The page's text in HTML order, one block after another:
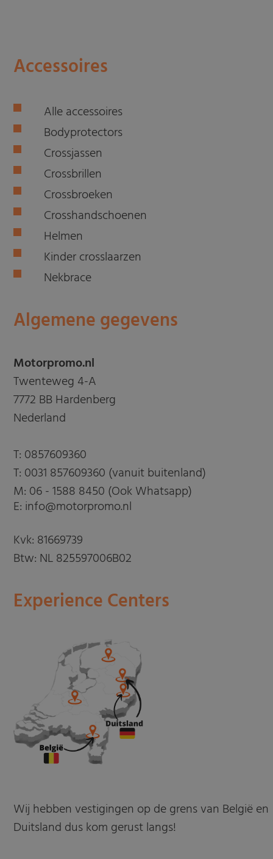
Accessoires
Alle accessoires
Bodyprotectors
Crossjassen
Crossbrillen
Crossbroeken
Crosshandschoenen
Helmen
Kinder crosslaarzen
Nekbrace
Algemene gegevens
Motorpromo.nl
Twenteweg 4-A
7772 BB Hardenberg
Nederland
T: 0857609360
T: 0031 857609360 (vanuit buitenland)
M: 06 - 1588 8450 (Ook Whatsapp)
E: info@motorpromo.nl
Kvk: 81669739
Btw: NL 825597006B02
Experience Centers
Wij hebben vestigingen op de grens van België en
Duitsland dus kom gerust langs!